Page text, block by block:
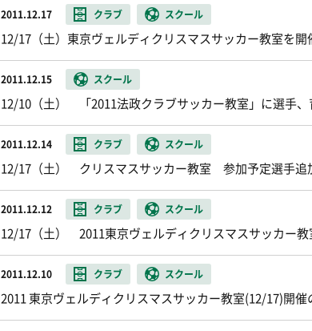
2011.12.17 クラブ スクール
12/17（土）東京ヴェルディクリスマスサッカー教室を開
2011.12.15 スクール
12/10（土） 「2011法政クラブサッカー教室」に選手
2011.12.14 クラブ スクール
12/17（土） クリスマスサッカー教室 参加予定選手追
2011.12.12 クラブ スクール
12/17（土） 2011東京ヴェルディクリスマスサッカー
2011.12.10 クラブ スクール
2011 東京ヴェルディクリスマスサッカー教室(12/17)開